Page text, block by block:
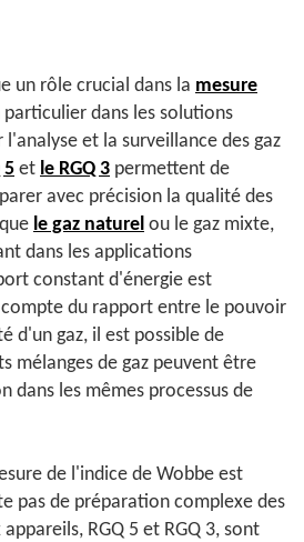
un rôle crucial dans la mesure
particulier dans les solutions
et la surveillance des gaz
5 et le RGQ 3 permettent de
avec précision la qualité des
le gaz naturel ou le gaz mixte,
dans les applications
constant d'énergie est
du rapport entre le pouvoir
d'un gaz, il est possible de
mélanges de gaz peuvent être
dans les mêmes processus de
de l'indice de Wobbe est
pas de préparation complexe des
RGQ 5 et RGQ 3, sont